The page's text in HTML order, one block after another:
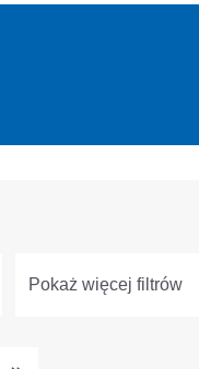
Pokaż więcej filtrów